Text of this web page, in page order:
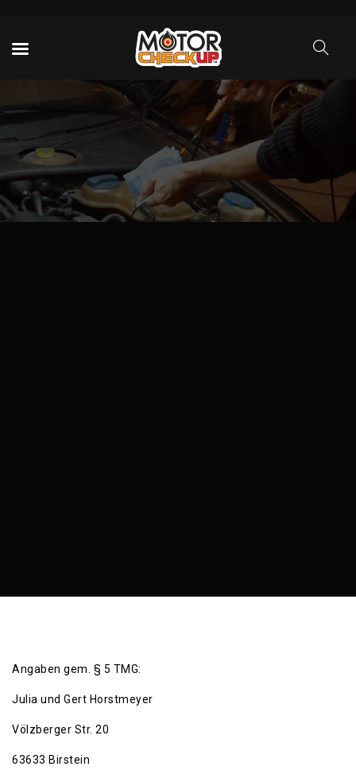
Angaben gem. § 5 TMG:
Julia und Gert Horstmeyer
Völzberger Str. 20
63633 Birstein